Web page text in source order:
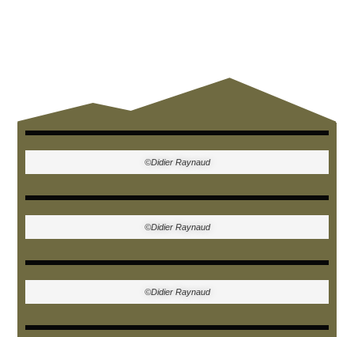
©Didier Raynaud
©Didier Raynaud
©Didier Raynaud